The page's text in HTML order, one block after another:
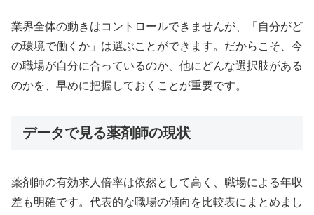
業界全体の動きはコントロールできませんが、「自分がど
の環境で働くか」は選ぶことができます。だからこそ、今
の職場が自分に合っているのか、他にどんな選択肢がある
のかを、早めに把握しておくことが重要です。
データで見る薬剤師の現状
薬剤師の有効求人倍率は依然として高く、職場による年収
差も明確です。代表的な職場の傾向を比較表にまとめまし